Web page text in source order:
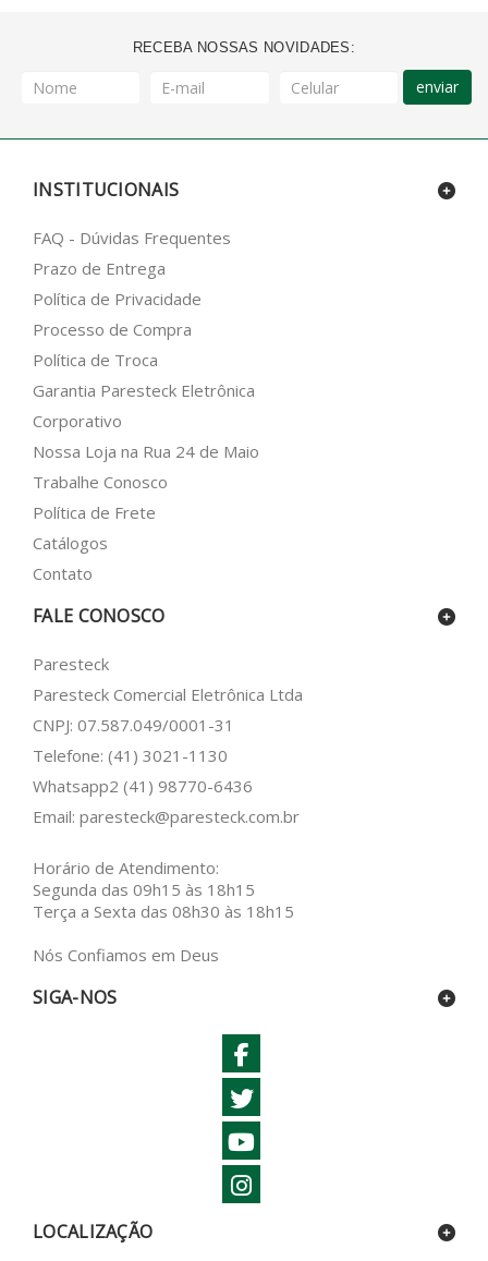
RECEBA NOSSAS NOVIDADES:
enviar
INSTITUCIONAIS
FAQ - Dúvidas Frequentes
Prazo de Entrega
Política de Privacidade
Processo de Compra
Política de Troca
Garantia Paresteck Eletrônica
Corporativo
Nossa Loja na Rua 24 de Maio
Trabalhe Conosco
Política de Frete
Catálogos
Contato
FALE CONOSCO
Paresteck
Paresteck Comercial Eletrônica Ltda
CNPJ: 07.587.049/0001-31
Telefone: (41) 3021-1130
Whatsapp2 (41) 98770-6436
Email: paresteck@paresteck.com.br
Horário de Atendimento:
Segunda das 09h15 às 18h15
Terça a Sexta das 08h30 às 18h15
Nós Confiamos em Deus
SIGA-NOS
LOCALIZAÇÃO